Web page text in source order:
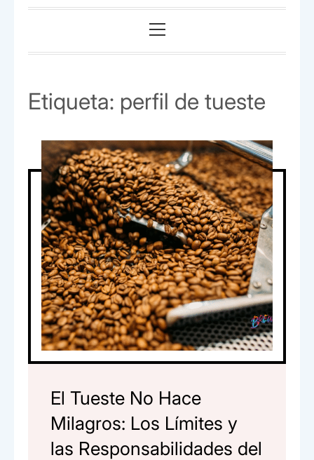
principal
Etiqueta: perfil de tueste
El Tueste No Hace
Milagros: Los Límites y
las Responsabilidades del